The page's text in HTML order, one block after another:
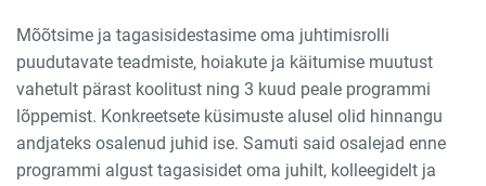
Mõõtsime ja tagasisidestasime oma juhtimisrolli
puudutavate teadmiste, hoiakute ja käitumise muutust
vahetult pärast koolitust ning 3 kuud peale programmi
lõppemist. Konkreetsete küsimuste alusel olid hinnangu
andjateks osalenud juhid ise. Samuti said osalejad enne
programmi algust tagasisidet oma juhilt, kolleegidelt ja